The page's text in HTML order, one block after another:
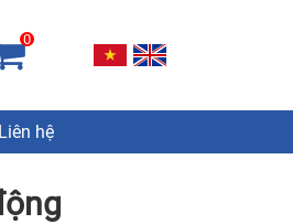
0
Liên hệ